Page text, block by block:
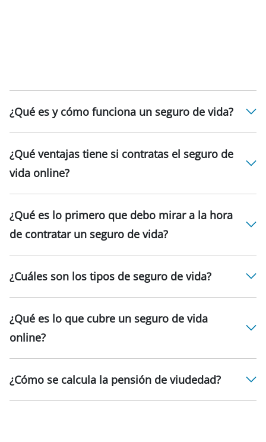
¿Qué es y cómo funciona un seguro de vida?
¿Qué ventajas tiene si contratas el seguro de
vida online?
¿Qué es lo primero que debo mirar a la hora
de contratar un seguro de vida?
¿Cuáles son los tipos de seguro de vida?
¿Qué es lo que cubre un seguro de vida
online?
¿Cómo se calcula la pensión de viudedad?